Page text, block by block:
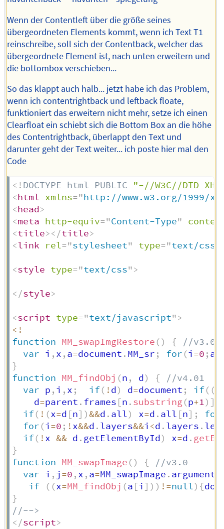
Wenn der Contentleft über die größe seines
übergeordneten Elements kommt, wenn ich Text T1
reinschreibe, soll sich der Contentback, welcher das
übergeordnete Element ist, nach unten erweitern und
die bottombox verschieben...
So das klappt auch halb... jetzt habe ich das Problem,
wenn ich contentrightback und leftback floate,
funktioniert das erweitern nicht mehr, setze ich einen
Clearfloat ein schiebt sich die Bottom Box an die höhe
des Contentrightback, überlappt den Text und
darunter geht der Text weiter... ich poste hier mal den
Code
<! DOCTYPE html PUBLIC
"-//W3C//DTD
<html xmlns="http://www.w3.org/1999/
<head>
<meta http-equiv="Content-Type"
<title></title>
<link rel="stylesheet" type="text/css
<style type="text/css">
</style>
<script type="text/javascript">
< ! --
function MM_swapImgRestore () {
//v3.0
var i , x , a=document . MM_sr ; for (i=0 ; a
}
function MM_findObj (n , d) {
//v4.01
var p , i , x ; if( ! d) d=document ; if( (
    d
=parent . frames [n . substring(p+1) ]
if( ! (x=d [n] )&&d . all) x=d . all [n] ;
for
for (i=0 ; ! x&&d . layers&&i <d . layers .
if( ! x && d . getElementById) x=d .
}
function MM_swapImage () {
//v3.0
var i , j=0 , x , a=MM_swapImage . arguments
if
( (x=MM_findObj (a [i ] ) ) !=null) {
}
//-->
</script>